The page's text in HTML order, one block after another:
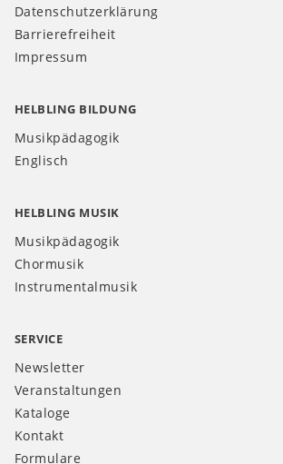
Datenschutzerklärung
Barrierefreiheit
Impressum
HELBLING BILDUNG
Musikpädagogik
Englisch
HELBLING MUSIK
Musikpädagogik
Chormusik
Instrumentalmusik
SERVICE
Newsletter
Veranstaltungen
Kataloge
Kontakt
Formulare